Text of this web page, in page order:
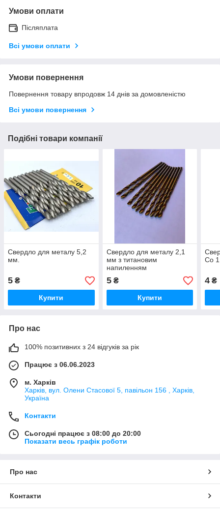
Умови оплати
Післяплата
Всі умови оплати
Умови повернення
Повернення товару впродовж 14 днів за домовленістю
Всі умови повернення
Подібні товари компанії
Свердло для металу 5,2
мм.
5 ₴
Купити
Свердло для металу 2,1
мм з титановим
напиленням
5₴
Купити
Co
4 ₴
Про нас
100% позитивних з 24 відгуків за рік
Працює з 06.06.2023
м. Харків
Харків, вул. Олени Стасової 5, павільон 156 , Харків,
Україна
Контакти
Сьогодні працює з 08:00 до 20:00
Показати весь графік роботи
Про нас
Контакти